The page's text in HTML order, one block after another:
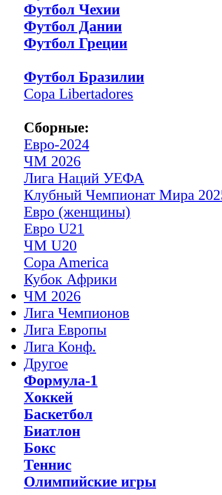
Футбол Чехии
Футбол Дании
Футбол Греции
Футбол Бразилии
Copa Libertadores
Сборные:
Евро-2024
ЧМ 2026
Лига Наций УЕФА
Клубный Чемпионат Мира
Евро (женщины)
Евро U21
ЧМ U20
Copa America
Кубок Африки
ЧМ 2026
Лига Чемпионов
Лига Европы
Лига Конф.
Другое
Формула-1
Хоккей
Баскетбол
Биатлон
Бокс
Теннис
Олимпийские игры